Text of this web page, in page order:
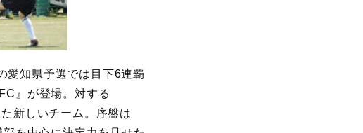
愛知県予選では目下6連覇
』が登場。対する
新しいチーム。序盤は